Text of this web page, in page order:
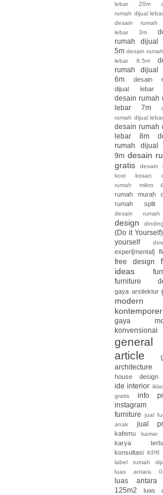
lebar 20m
rumah dijual
desain rumah
lebar 3m
rumah dijual
5m desain
lebar 6.5m
rumah dijual
6m
desain
dijual lebar
desain rumah
lebar 7m
rumah dijual
desain rumah
lebar 8m
rumah dijual
9m desain
gratis
desain
kost kosan
rumah mikro
rumah murah
rumah split
desain
design dinding
(Do it Yourself)
yourself
experi[mental]
free design
ideas
furniture
gaya arsitektur
modern
kontemporer
gaya
konvensional
general
article
architecture
house design
ide interior
gratis
info
instagram
furniture
jual
anak
jual
kafemu kamar
karya
konsultasi KPR
label rumah
luas antara 0-
luas antara
125m2
luas